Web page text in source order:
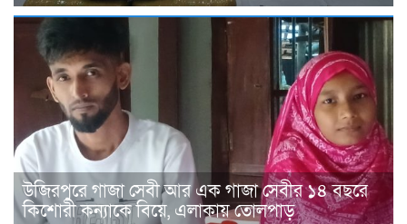
উজিরপুরে গাজা সেবী আর এক গাজা সেবীর ১৪ বছরে
কিশোরী কন্যাকে বিয়ে, এলাকায় তোলপাড়